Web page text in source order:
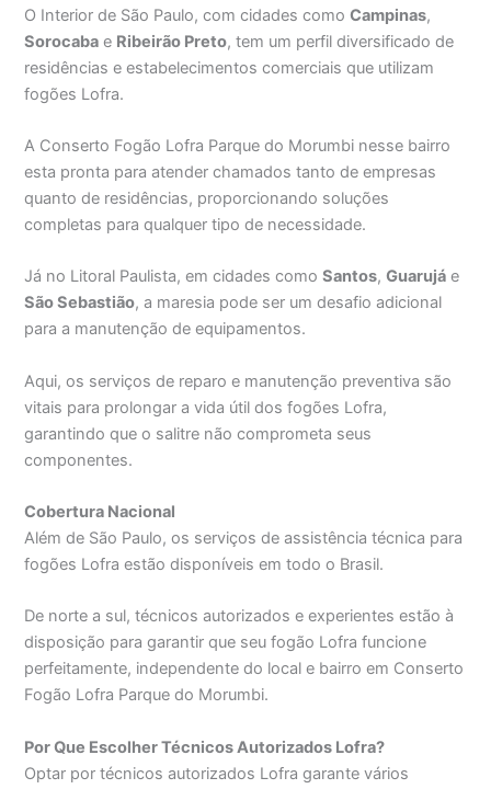
O Interior de São Paulo, com cidades comoCampinas,
Sorocaba e Ribeirão Preto, tem um perfil diversificado de
residências e estabelecimentos comerciais que utilizam
fogões Lofra.
A Conserto Fogão Lofra Parque do Morumbi nesse bairro
esta pronta para atender chamados tanto de empresas
quanto de residências, proporcionando soluções
completas para qualquer tipo de necessidade.
Já no Litoral Paulista, em cidades comoSantos,Guarujá e
São Sebastião, a maresia pode ser um desafio adicional
para a manutenção de equipamentos.
Aqui, os serviços de reparo e manutenção preventiva são
vitais para prolongar a vida útil dos fogões Lofra,
garantindo que o salitre não comprometa seus
componentes.
Cobertura Nacional
Além de São Paulo, os serviços de assistência técnica para
fogões Lofra estão disponíveis em todo o Brasil.
De norte a sul, técnicos autorizados e experientes estão à
disposição para garantir que seu fogão Lofra funcione
perfeitamente, independente do local e bairro em Conserto
Fogão Lofra Parque do Morumbi.
Por Que Escolher Técnicos Autorizados Lofra?
Optar por técnicos autorizados Lofra garante vários